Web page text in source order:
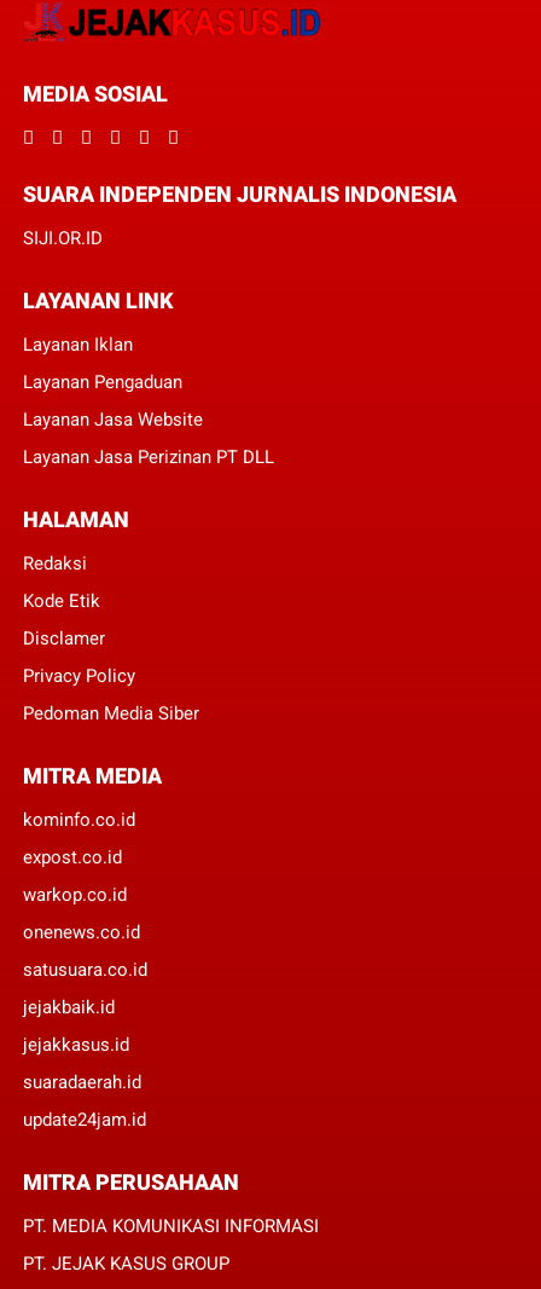
MEDIA SOSIAL
SUARA INDEPENDEN JURNALIS INDONESIA
SIJI.OR.ID
LAYANAN LINK
Layanan Iklan
Layanan Pengaduan
Layanan Jasa Website
Layanan Jasa Perizinan PT DLL
HALAMAN
Redaksi
Kode Etik
Disclamer
Privacy Policy
Pedoman Media Siber
MITRA MEDIA
kominfo.co.id
expost.co.id
warkop.co.id
onenews.co.id
satusuara.co.id
jejakbaik.id
jejakkasus.id
suaradaerah.id
update24jam.id
MITRA PERUSAHAAN
PT. MEDIA KOMUNIKASI INFORMASI
PT. JEJAK KASUS GROUP